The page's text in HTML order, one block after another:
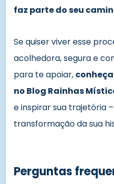
faz parte do seu
Se quiser viver esse
acolhedora, segura e
para te apoiar,
no Blog Rainhas
e inspirar sua trajetória
transformação da sua
Perguntas